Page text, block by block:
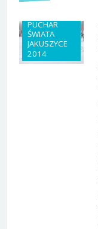
PUCHAR
ŚWIATA
JAKUSZYCE
2014